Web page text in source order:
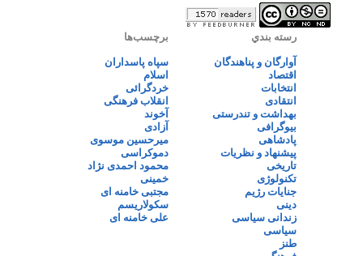
رسته بندي
آوارگان و پناهندگان
اقتصاد
انتخابات
انتقادی
بهداشت و تندرستی
بیوگرافی
پادشاهی
پیشنهاد و نظریات
تاریخی
تکنولوژی
جنایات رژیم
دینی
زندانی سیاسی
سیاسی
طنز
برچسب‌ها
سپاه پاسداران
اسلام
خردگرائی
انقلاب فرهنگی
آخوند
آزادی
میرحسین موسوی
دموکراسی
محمود احمدی نژاد
خمینی
مجتبی خامنه ای
سکولاریسم
علی خامنه ای